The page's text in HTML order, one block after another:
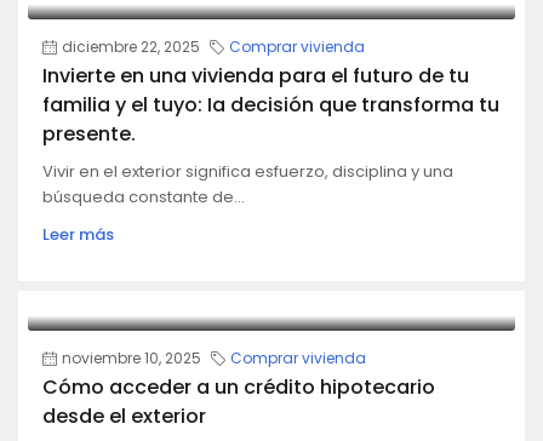
diciembre 22, 2025 Comprar vivienda
Invierte en una vivienda para el futuro de tu
familia y el tuyo: Ia decisión que transforma tu
presente.
Vivir en el exterior significa esfuerzo, disciplina y una
búsqueda constante de...
Leer más
noviembre 10, 2025 Comprar vivienda
Cómo acceder a un crédito hipotecario
desde el exterior